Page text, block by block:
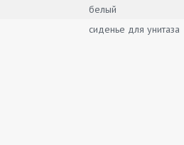
белый
сиденье для унитаза